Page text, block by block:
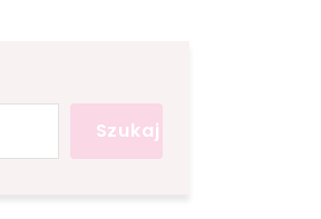
Szukaj